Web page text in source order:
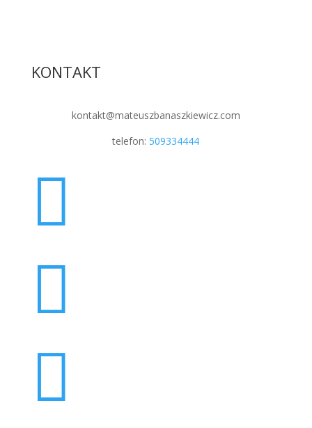
KONTAKT
kontakt@mateuszbanaszkiewicz.com
telefon:509334444


